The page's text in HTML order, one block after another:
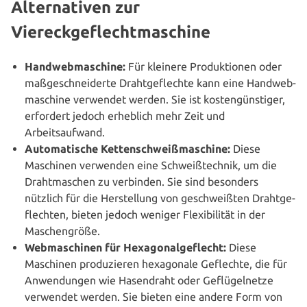
Alternativen zur
Viereckgeflechtmaschine
Hand­web­ma­schi­ne: Für kleinere Pro­duk­tio­nen oder
maß­ge­schnei­der­te Draht­ge­flech­te kann eine Hand­web­
ma­schi­ne verwendet werden. Sie ist kos­ten­güns­ti­ger,
erfordert jedoch erheblich mehr Zeit und
Arbeitsaufwand.
Auto­ma­ti­sche Ket­ten­schweiß­ma­schi­ne: Diese
Maschinen verwenden eine Schweiß­tech­nik, um die
Draht­ma­schen zu verbinden. Sie sind besonders
nützlich für die Her­stel­lung von geschweiß­ten Draht­ge­
flech­ten, bieten jedoch weniger Fle­xi­bi­li­tät in der
Maschengröße.
Web­ma­schi­nen für Hexa­go­nal­ge­flecht: Diese
Maschinen pro­du­zie­ren hexa­go­na­le Geflechte, die für
Anwen­dun­gen wie Hasen­draht oder Geflü­gel­net­ze
verwendet werden. Sie bieten eine andere Form von